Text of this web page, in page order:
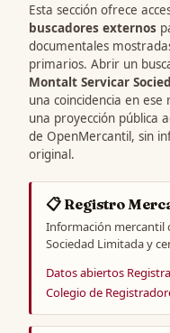
Esta sección ofrece
buscadores externos
documentales
primarios. Abrir un
Montalt Servicar
una coincidencia en
una proyección pública
de OpenMercantil, sin
original.
📋 Registro
Información mercantil
Sociedad Limitada y
Datos abiertos
Colegio de